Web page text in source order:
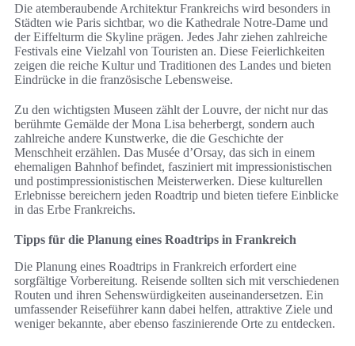
Die atemberaubende Architektur Frankreichs wird besonders in
Städten wie Paris sichtbar, wo die Kathedrale Notre-Dame und
der Eiffelturm die Skyline prägen. Jedes Jahr ziehen zahlreiche
Festivals eine Vielzahl von Touristen an. Diese Feierlichkeiten
zeigen die reiche Kultur und Traditionen des Landes und bieten
Eindrücke in die französische Lebensweise.
Zu den wichtigsten Museen zählt der Louvre, der nicht nur das
berühmte Gemälde der Mona Lisa beherbergt, sondern auch
zahlreiche andere Kunstwerke, die die Geschichte der
Menschheit erzählen. Das Musée d’Orsay, das sich in einem
ehemaligen Bahnhof befindet, fasziniert mit impressionistischen
und postimpressionistischen Meisterwerken. Diese kulturellen
Erlebnisse bereichern jeden Roadtrip und bieten tiefere Einblicke
in das Erbe Frankreichs.
Tipps für die Planung eines Roadtrips in Frankreich
Die Planung eines Roadtrips in Frankreich erfordert eine
sorgfältige Vorbereitung. Reisende sollten sich mit verschiedenen
Routen und ihren Sehenswürdigkeiten auseinandersetzen. Ein
umfassender Reiseführer kann dabei helfen, attraktive Ziele und
weniger bekannte, aber ebenso faszinierende Orte zu entdecken.